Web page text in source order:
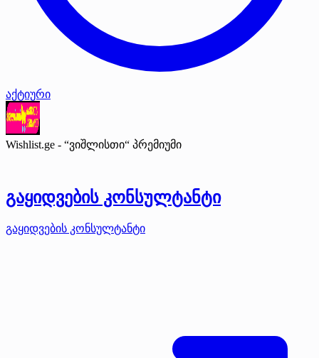
აქტიური
Wishlist.ge - “ვიშლისთი“ პრემიუმი
გაყიდვების კონსულტანტი
გაყიდვების კონსულტანტი